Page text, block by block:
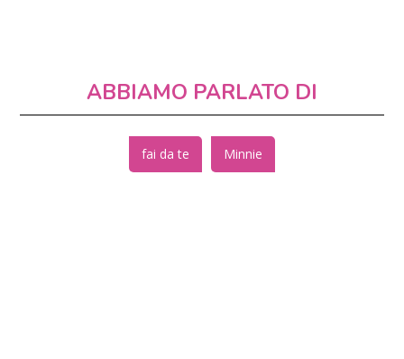
ABBIAMO PARLATO DI
fai da te Minnie